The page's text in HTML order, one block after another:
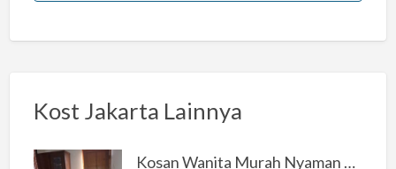
Kost Jakarta Lainnya
Kosan Wanita Murah Nyaman di Jakarta Selatan